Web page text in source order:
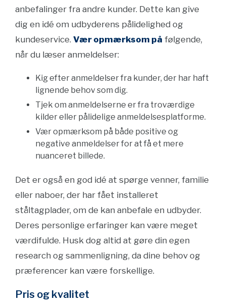
anbefalinger fra andre kunder. Dette kan give
dig en idé om udbyderens pålidelighed og
kundeservice. Vær opmærksom på følgende,
når du læser anmeldelser:
Kig efter anmeldelser fra kunder, der har haft
lignende behov som dig.
Tjek om anmeldelserne er fra troværdige
kilder eller pålidelige anmeldelsesplatforme.
Vær opmærksom på både positive og
negative anmeldelser for at få et mere
nuanceret billede.
Det er også en god idé at spørge venner, familie
eller naboer, der har fået installeret
ståltagplader, om de kan anbefale en udbyder.
Deres personlige erfaringer kan være meget
værdifulde. Husk dog altid at gøre din egen
research og sammenligning, da dine behov og
præferencer kan være forskellige.
Pris og kvalitet